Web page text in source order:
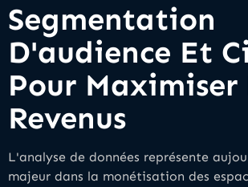
Segmentation
D'audience Et
Pour Maximiser
Revenus
L'analyse de données représente
majeur dans la monétisation des